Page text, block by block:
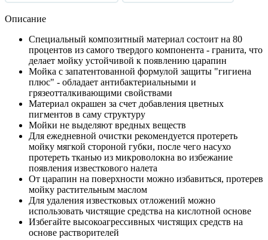
Описание
Специальный композитный материал состоит на 80
процентов из самого твердого компонента - гранита, что
делает мойку устойчивой к появлению царапин
Мойка с запатентованной формулой защиты "гигиена
плюс" - обладает антибактериальными и
грязеотталкивающими свойствами
Материал окрашен за счет добавления цветных
пигментов в саму структуру
Мойки не выделяют вредных веществ
Для ежедневной очистки рекомендуется протереть
мойку мягкой стороной губки, после чего насухо
протереть тканью из микроволокна во избежание
появления известкового налета
От царапин на поверхности можно избавиться, протерев
мойку растительным маслом
Для удаления известковых отложений можно
использовать чистящие средства на кислотной основе
Избегайте высокоагрессивных чистящих средств на
основе растворителей